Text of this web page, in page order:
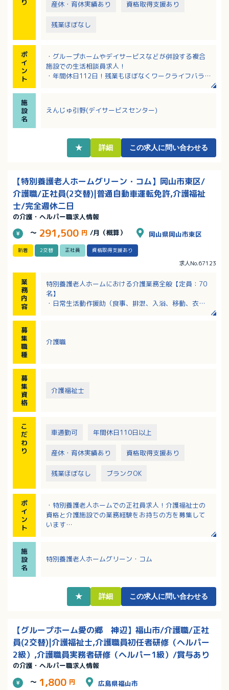
産休・育休実績あり 資格取得支援あり
残業ほぼなし
ポ
イ
ン
ト
・グループホームやデイサービスなどが併設する複合
施設での生活相談員求人！
・年間休日112日！残業もほぼなくワークライフバラン
・学校行事やお子さんの病気など、急なお休みにも柔
施
設
名
えんじゅ引野(デイサービスセンター)
★ 詳細 この求人に問い合わせる
【特別養護老人ホームグリーン・コム】岡山市東区/
介護職/正社員(2交替)|普通自動車運転免許,介護福祉
士/完全週休二日
の介護・ヘルパー職求人情報
～ 291,500 円 /月（概算） 岡山県岡山市東区
新着 2交替 正社員 資格取得支援あり
求人No.67123
業
務
内
容
特別養護老人ホームにおける介護業務全般【定員：70
名】
・日常生活動作援助（食事、排泄、入浴、移動、衣類
・機能訓練補助
募
集
職
種
介護職
募
集
資
格
介護福祉士
こ
だ
わ
り
車通勤可 年間休日110日以上
産休・育休実績あり 資格取得支援あり
残業ほぼなし ブランクOK
ポ
イ
ン
ト
・特別養護老人ホームでの正社員求人！介護福祉士の
資格と介護施設での業務経験をお持ちの方を募集して
います
／月！
・完全週休二日制で年間休日は110日！ローテーション
ップアップしながら長くご活躍いただけます
・引越し準備金支給制度あり！遠方からのご応募もぜ
施
設
名
特別養護老人ホームグリーン・コム
★ 詳細 この求人に問い合わせる
【グループホーム愛の郷 神辺】福山市/介護職/正社
員(2交替)|介護福祉士,介護職員初任者研修（ヘルパー
2級）,介護職員実務者研修（ヘルパー1級）/賞与あり
の介護・ヘルパー職求人情報
～ 1,800 円 広島県福山市